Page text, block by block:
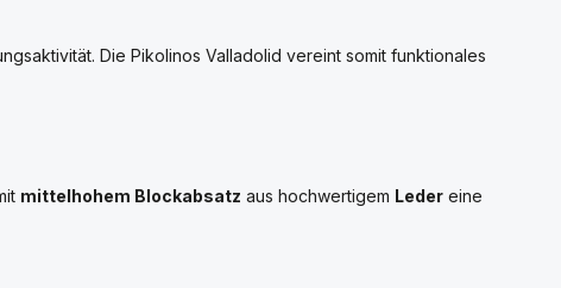
Die Pikolinos Valladolid vereint somit funktionales
mittelhohem Blockabsatz aus hochwertigem Leder eine